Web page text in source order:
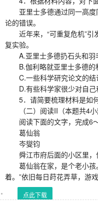
亚里士多德通过同一高度
论的错误。
近年来，“可重复危机”引
复实验。
A.亚里士多德扔石头和羽
B.伽利略就亚里士多德的
C.一些科学研究论文的结
D.有些科学家很少对自己
5．请简要梳理材料是如何
（二）阅读II（本题共4小
阅读下面的文字，完成6～
葛仙翁
岑燮钧
舜江市府后面的小区里，住
葛仙翁在家，是个老小孩
着。”依旧每日莳花弄草，游
点此下载